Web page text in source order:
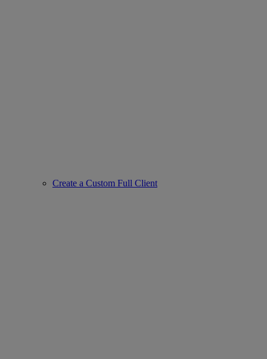
Create a Custom Full Client